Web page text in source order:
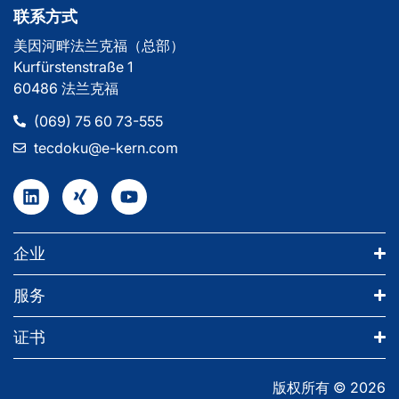
联系方式
美因河畔法兰克福（总部）
Kurfürstenstraße 1
60486 法兰克福
(069) 75 60 73-555
tecdoku@e-kern.com
企业
服务
证书
版权所有 © 2026